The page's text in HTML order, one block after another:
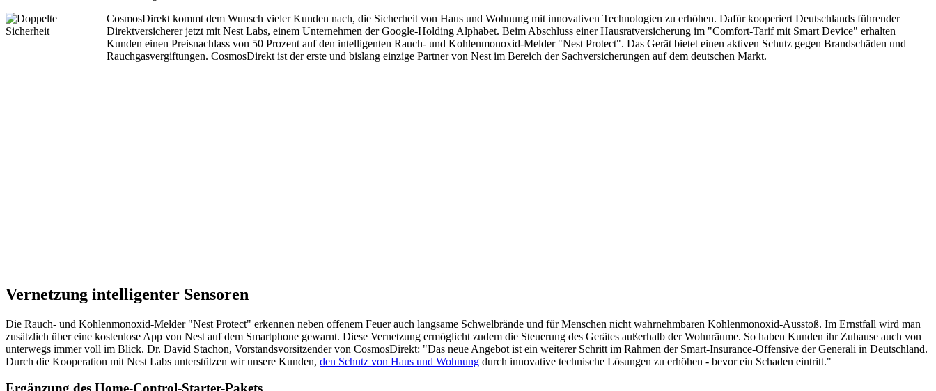
CosmosDirekt kommt dem Wunsch vieler Kunden nach, die Sicherheit von Haus und Wohnung mit innovativen Technologien zu erhöhen. Dafür kooperiert Deutschlands führender
Direktversicherer jetzt mit Nest Labs, einem Unternehmen der Google-Holding Alphabet. Beim Abschluss einer Hausratversicherung im "Comfort-Tarif mit Smart Device" erhalten
Kunden einen Preisnachlass von 50 Prozent auf den intelligenten Rauch- und Kohlenmonoxid-Melder "Nest Protect". Das Gerät bietet einen aktiven Schutz gegen Brandschäden und
Rauchgasvergiftungen. CosmosDirekt ist der erste und bislang einzige Partner von Nest im Bereich der Sachversicherungen auf dem deutschen Markt.
Vernetzung intelligenter Sensoren
Die Rauch- und Kohlenmonoxid-Melder "Nest Protect" erkennen neben offenem Feuer auch langsame Schwelbrände und für Menschen nicht wahrnehmbaren Kohlenmonoxid-Ausstoß. Im Ernstfall wird man
zusätzlich über eine kostenlose App von Nest auf dem Smartphone gewarnt. Diese Vernetzung ermöglicht zudem die Steuerung des Gerätes außerhalb der Wohnräume. So haben Kunden ihr Zuhause auch von
unterwegs immer voll im Blick. Dr. David Stachon, Vorstandsvorsitzender von CosmosDirekt: "Das neue Angebot ist ein weiterer Schritt im Rahmen der Smart-Insurance-Offensive der Generali in Deutschland.
Durch die Kooperation mit Nest Labs unterstützen wir unsere Kunden, den Schutz von Haus und Wohnung durch innovative technische Lösungen zu erhöhen - bevor ein Schaden eintritt."